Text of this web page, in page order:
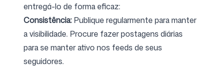
Entrar Cadastrar-se
Siga-nos
entregá-lo de forma eficaz:
Consistência: Publique regularmente para manter
a visibilidade. Procure fazer postagens diárias
para se manter ativo nos feeds de seus
seguidores.